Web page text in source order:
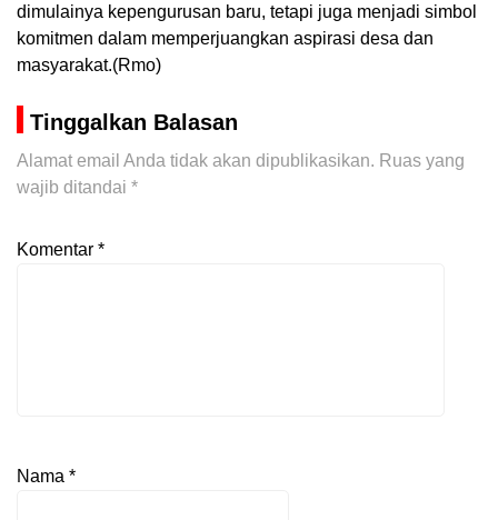
dimulainya kepengurusan baru, tetapi juga menjadi simbol
komitmen dalam memperjuangkan aspirasi desa dan
masyarakat.(Rmo)
Tinggalkan Balasan
Alamat email Anda tidak akan dipublikasikan. Ruas yang
wajib ditandai *
Komentar *
Nama *